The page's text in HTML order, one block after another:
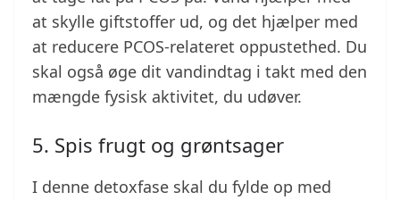
at skylle giftstoffer ud, og det hjælper med
at reducere PCOS-relateret oppustethed. Du
skal også øge dit vandindtag i takt med den
mængde fysisk aktivitet, du udøver.
5. Spis frugt og grøntsager
I denne detoxfase skal du fylde op med